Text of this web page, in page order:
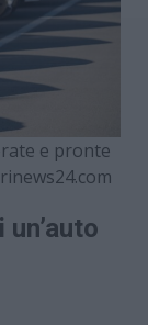
e pronte